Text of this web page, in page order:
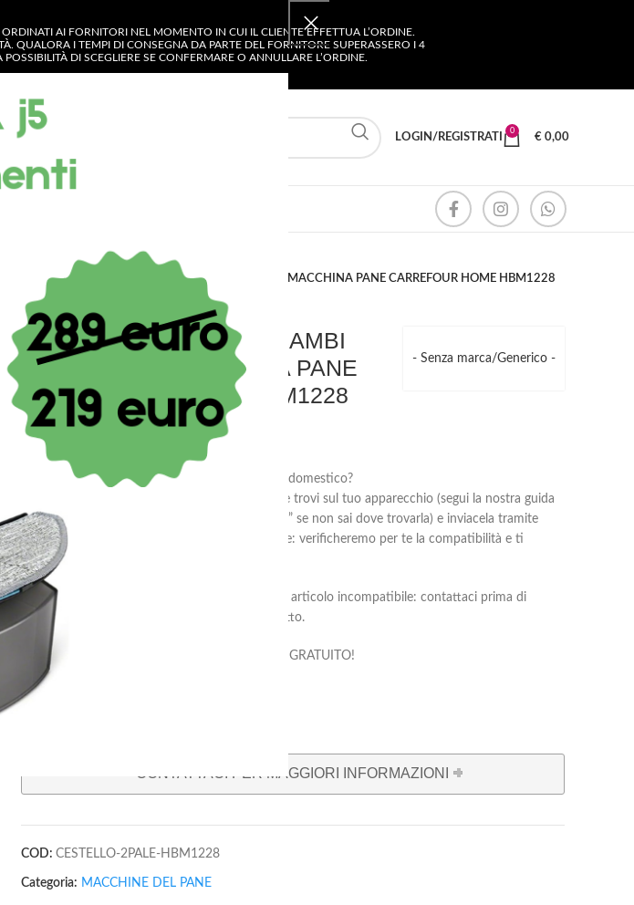
AI FORNITORI NEL MOMENTO IN CUI IL CLIENTE EFFETTUA L’ORDINE.
QUALORA I TEMPI DI CONSEGNA DA PARTE DEL FORNITORE SUPERASSERO I 4
DI SCEGLIERE SE CONFERMARE O ANNULLARE L’ORDINE.
LOGIN/REGISTRATI
0
€ 0,00
CESTELLO + 2 PALE RICAMBI COMPATIBILI MACCHINA PANE CARREFOUR HOME HBM1228
- Senza marca/Generico -
CESTELLO + 2 PALE RICAMBI
COMPATIBILI MACCHINA PANE
CARREFOUR HOME HBM1228
€29,90
Vuoi sapere se è il ricambio adatto al tuo elettrodomestico?
Fotografa l’etichetta con i codici produttore che trovi sul tuo apparecchio (segui la nostra guida
“Dove trovo il codice del mio elettrodomestico? ” se non sai dove trovarla) e inviacela tramite
Whatsapp
, scrivendoci il ricambio che ti occorre: verificheremo per te la compatibilità e ti
guideremo nell’acquisto del ricambio corretto.
Ci impegniamo per azzerare il rischio di reso per articolo incompatibile: contattaci prima di
acquistare e ti aiuteremo a non sbagliare prodotto.
Il nostro servizio di verifica della compatibilità è GRATUITO!
ESAURITO
CONTATTACI PER MAGGIORI INFORMAZIONI
COD: CESTELLO-2PALE-HBM1228
Categoria: MACCHINE DEL PANE